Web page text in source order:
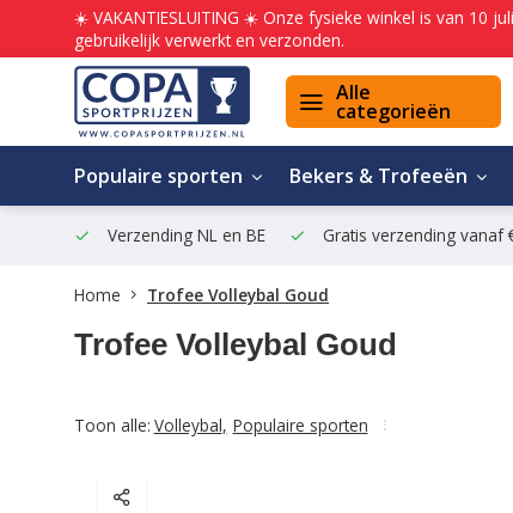
☀️ VAKANTIESLUITING ☀️ Onze fysieke winkel is van 10
gebruikelijk verwerkt en verzonden.
Alle
categorieën
Populaire sporten Bekers & Trofeeën
Verzending NL en BE Gratis verzending vanaf
Home Trofee Volleybal Goud
Trofee Volleybal Goud
Toon alle: Volleybal, Populaire sporten